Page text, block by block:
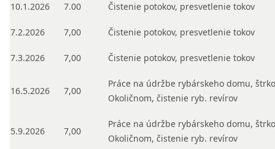
10.1.2026
7.00 Čistenie potokov, presvetlenie tokov
7.2.2026 7,00 Čistenie potokov, presvetlenie tokov
7.3.2026 7,00 Čistenie potokov, presvetlenie tokov
16.5.2026 7,00
Práce na údržbe rybárskeho domu,
Okoličnom, čistenie ryb. revírov
5.9.2026 7,00
Práce na údržbe rybárskeho domu,
Okoličnom, čistenie ryb. revírov